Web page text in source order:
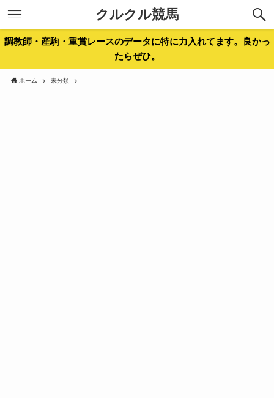
クルクル競馬
調教師・産駒・重賞レースのデータに特に力入れてます。良かっ
たらぜひ。
ホーム 未分類